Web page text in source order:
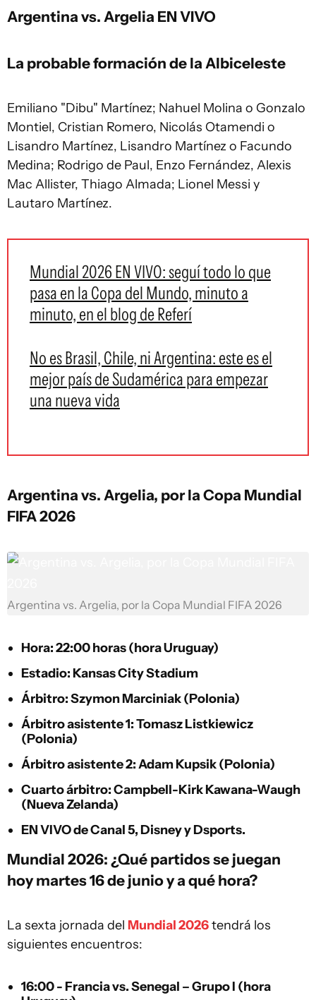
Argentina vs. Argelia EN VIVO
La probable formación de la Albiceleste
Emiliano "Dibu" Martínez; Nahuel Molina o Gonzalo
Montiel, Cristian Romero, Nicolás Otamendi o
Lisandro Martínez, Lisandro Martínez o Facundo
Medina; Rodrigo de Paul, Enzo Fernández, Alexis
Mac Allister, Thiago Almada; Lionel Messi y
Lautaro Martínez.
Mundial 2026 EN VIVO: seguí todo lo que
pasa en la Copa del Mundo, minuto a
minuto, en el blog de Referí
No es Brasil, Chile, ni Argentina: este es el
mejor país de Sudamérica para empezar
una nueva vida
Argentina vs. Argelia, por la Copa Mundial
FIFA 2026
Argentina vs. Argelia, por la Copa Mundial FIFA 2026
Hora: 22:00 horas (hora Uruguay)
Estadio: Kansas City Stadium
Árbitro: Szymon Marciniak (Polonia)
Árbitro asistente 1: Tomasz Listkiewicz
(Polonia)
Árbitro asistente 2: Adam Kupsik (Polonia)
Cuarto árbitro: Campbell-Kirk Kawana-Waugh
(Nueva Zelanda)
EN VIVO de Canal 5, Disney y Dsports.
Mundial 2026: ¿Qué partidos se juegan
hoy martes 16 de junio y a qué hora?
La sexta jornada del Mundial 2026tendrá los
siguientes encuentros:
16:00 - Francia vs. Senegal – Grupo I (hora